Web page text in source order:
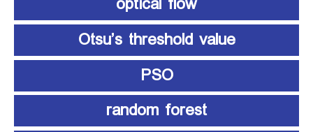
Otsu’s threshold value
PSO
random forest